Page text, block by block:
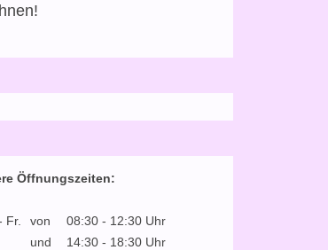
Öffnungszeiten:
Fr. von
08:30 - 12:30 Uhr
und
14:30 - 18:30 Uhr